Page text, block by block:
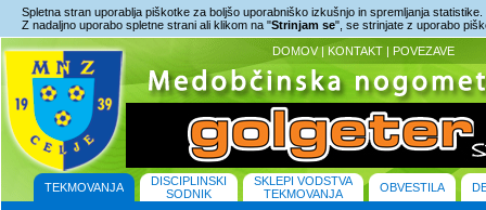
Spletna stran uporablja piškotke za boljšo uporabniško izkušnjo in spremljanja statistike.
Z nadaljno uporabo spletne strani ali klikom na "Strinjam se", se strinjate z uporabo
DOMOV | KONTAKT | POVEZAVE
TEKMOVANJA
DISCIPLINSKI
SODNIK
SKLEPI VODSTVA
TEKMOVANJA
OBVESTILA